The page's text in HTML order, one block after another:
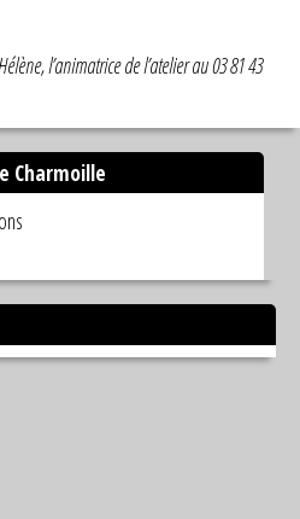
l’animatrice de l’atelier au 03 81 43
Charmoille